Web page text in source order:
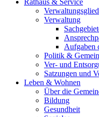
Rathaus & Service
Verwaltung
Aufgaben
Politik &
Ver- und
Satzungen und
Leben & Wohnen
Über die
Bildung
Gesundheit